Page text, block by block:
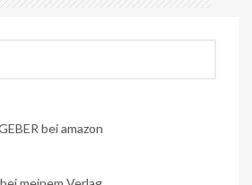
bei amazon